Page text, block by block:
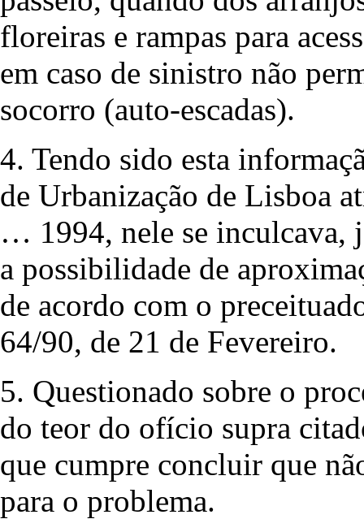
floreiras e rampas para
em caso de sinistro não
socorro (auto-escadas).
4. Tendo sido esta
de Urbanização de Lisboa
… 1994, nele se inculcava,
a possibilidade de
de acordo com o
64/90, de 21 de Fevereiro.
5. Questionado sobre o
do teor do ofício supra
que cumpre concluir que
para o problema.